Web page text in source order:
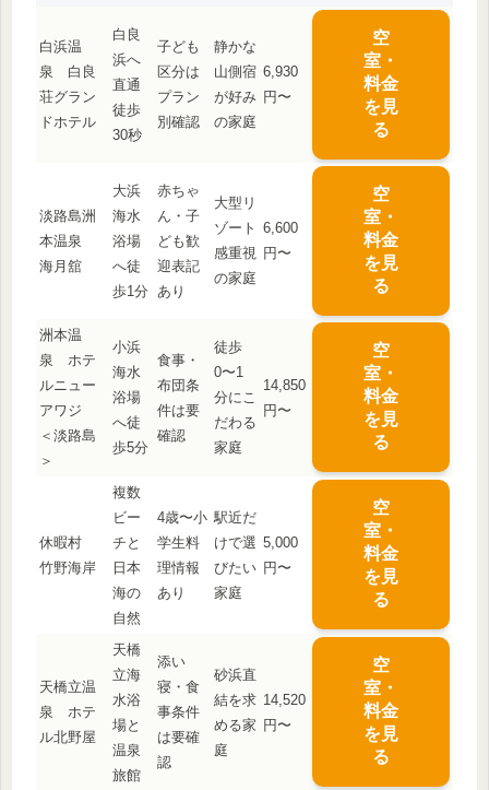
白浜温
泉 白良
荘グラン
ドホテル
白良
浜へ
直通
徒歩
30秒
子ども
区分は
プラン
別確認
静かな
山側宿
が好み
の家庭
6,930
円〜
空
室・
料金
を見
る
淡路島洲
本温泉
海月舘
大浜
海水
浴場
へ徒
歩1分
赤ちゃ
ん・子
ども歓
迎表記
あり
大型リ
ゾート
感重視
の家庭
6,600
円〜
空
室・
料金
を見
る
洲本温
泉 ホテ
ルニュー
アワジ
＜淡路島
＞
小浜
海水
浴場
へ徒
歩5分
食事・
布団条
件は要
確認
徒歩
0〜1
分にこ
だわる
家庭
14,850
円〜
空
室・
料金
を見
る
休暇村
竹野海岸
複数
ビー
チと
日本
海の
自然
4歳〜小
学生料
理情報
あり
駅近だ
けで選
びたい
家庭
5,000
円〜
空
室・
料金
を見
る
天橋立温
泉 ホテ
ル北野屋
天橋
立海
水浴
場と
温泉
旅館
添い
寝・食
事条件
は要確
認
砂浜直
結を求
める家
庭
14,520
円〜
空
室・
料金
を見
る